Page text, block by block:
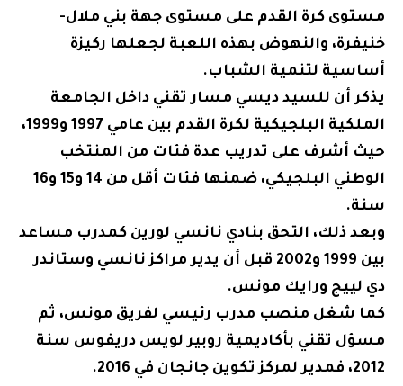
مستوى كرة القدم على مستوى جهة بني ملال-
خنيفرة، والنهوض بهذه اللعبة لجعلها ركيزة
أساسية لتنمية الشباب.
يذكر أن للسيد ديسي مسار تقني داخل الجامعة
الملكية البلجيكية لكرة القدم بين عامي 1997 و1999،
حيث أشرف على تدريب عدة فئات من المنتخب
الوطني البلجيكي، ضمنها فئات أقل من 14 و15 و16
سنة.
وبعد ذلك، التحق بنادي نانسي لورين كمدرب مساعد
بين 1999 و2002 قبل أن يدير مراكز نانسي وستاندر
دي لييج ورايك مونس.
كما شغل منصب مدرب رئيسي لفريق مونس، ثم
مسؤل تقني بأكاديمية روبير لويس دريفوس سنة
2012، فمدير لمركز تكوين جانجان في 2016.